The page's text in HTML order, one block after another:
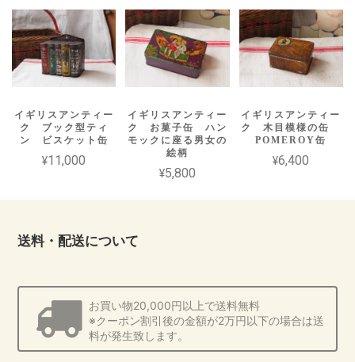
イギリスアンティー
ク ブック型ティ
ン ビスケット缶
¥11,000
イギリスアンティー
ク お菓子缶 ハン
モックに座る男女の
絵柄
¥5,800
イギリスアンティー
ク 木目模様の缶
POMEROY缶
¥6,400
送料・配送について
お買い物20,000円以上で送料無料
※クーポン割引後の金額が2万円以下の場合は送
料が発生致します。